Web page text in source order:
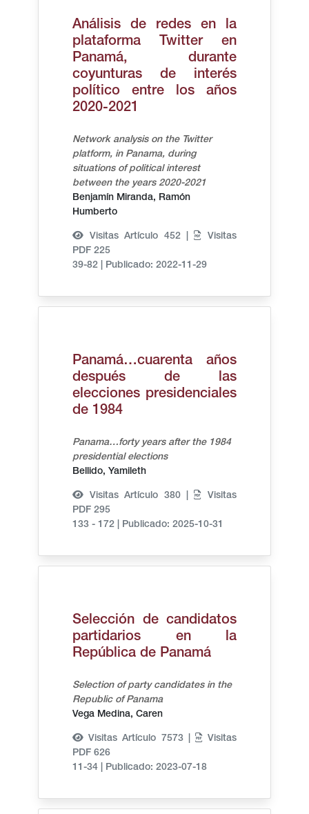
Análisis de redes en la
plataforma Twitter en
Panamá, durante
coyunturas de interés
político entre los años
2020-2021
Network analysis on the Twitter
platform, in Panama, during
situations of political interest
between the years 2020-2021
Benjamín Miranda, Ramón
Humberto
Visitas Artículo 452 |
Visitas
PDF 225
39-82
Publicado: 2022-11-29
Panamá…cuarenta años
después de las
elecciones presidenciales
de 1984
Panama…forty years after the 1984
presidential elections
Bellido, Yamileth
Visitas Artículo 380 |
Visitas
PDF 295
133 - 172
Publicado: 2025-10-31
Selección de candidatos
partidarios en la
República de Panamá
Selection of party candidates in the
Republic of Panama
Vega Medina, Caren
Visitas Artículo 7573 |
Visitas
PDF 626
11-34
Publicado: 2023-07-18